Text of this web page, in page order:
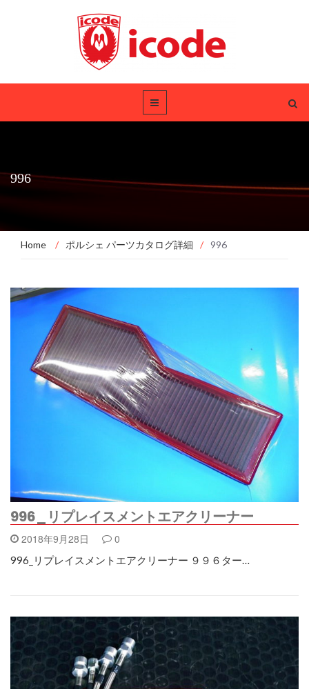
996
Home / ポルシェ パーツカタログ詳細 / 996
996_リプレイスメントエアクリーナー
2018年9月28日 0
996_リプレイスメントエアクリーナー ９９６ター…